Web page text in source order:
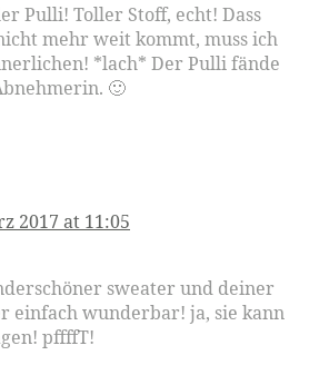
Pulli! Toller Stoff, echt! Dass
mehr weit kommt, muss ich
*lach* Der Pulli fände
🙂
2017 at 11:05
sweater und deiner
einfach wunderbar! ja, sie kann
pffffT!